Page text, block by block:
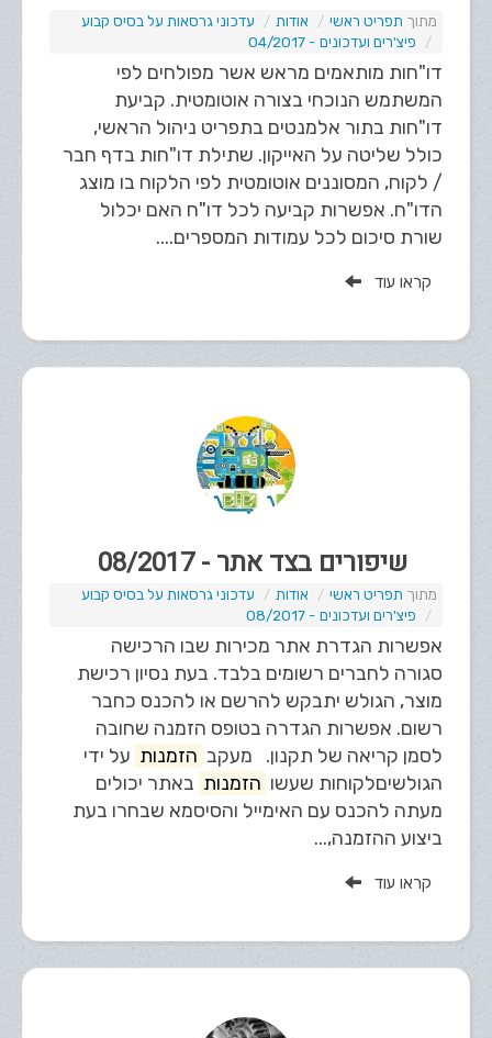
תפריט ראשי אודות
עדכוני גרסאות על בסיס קבוע
פיצ'רים ועדכונים - 04/2017
דו"חות מותאמים מראש אשר מפולחים לפי
המשתמש הנוכחי בצורה אוטומטית. קביעת
דו"חות בתור אלמנטים בתפריט ניהול הראשי,
כולל שליטה על האייקון. שתילת דו"חות בדף חבר
/ לקוח, המסוננים אוטומטית לפי הלקוח בו מוצג
הדו"ח. אפשרות קביעה לכל דו"ח האם יכלול
שורת סיכום לכל עמודות המספרים....
קראו עוד
שיפורים בצד אתר - 08/2017
תפריט ראשי אודות
עדכוני גרסאות על בסיס קבוע
פיצ'רים ועדכונים - 08/2017
אפשרות הגדרת אתר מכירות שבו הרכישה
סגורה לחברים רשומים בלבד. בעת נסיון רכישת
מוצר, הגולש יתבקש להרשם או להכנס כחבר
רשום. אפשרות הגדרה בטופס הזמנה שחובה
לסמן קריאה של תקנון. מעקב הזמנות על ידי
הגולשים ​לקוחות שעשו הזמנות באתר יכולים
מעתה להכנס עם האימייל והסיסמא שבחרו בעת
ביצוע ההזמנה,...
קראו עוד